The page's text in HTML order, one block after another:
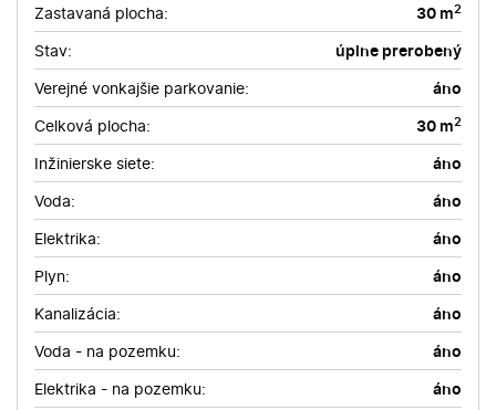
Zastavaná plocha: 30 m2
Stav:
úplne prerobený
Verejné vonkajšie parkovanie:
áno
Celková plocha:
30 m2
Inžinierske siete:
áno
Voda:
áno
Elektrika:
áno
Plyn:
áno
Kanalizácia:
áno
Voda - na pozemku:
áno
Elektrika - na pozemku:
áno